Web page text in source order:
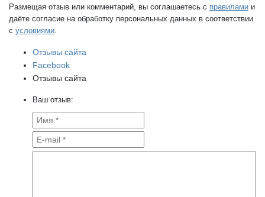
Размещая отзыв или комментарий, вы соглашаетесь с правилами и
даёте согласие на обработку персональных данных в соответствии
с условиями.
Отзывы сайта
Facebook
Отзывы сайта
Ваш отзыв: